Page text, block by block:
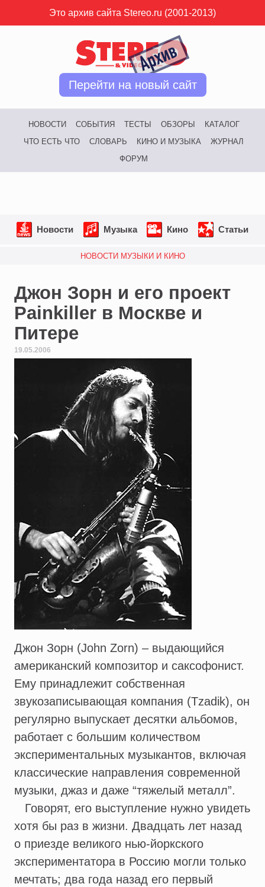
Это архив сайта Stereo.ru (2001-2013)
Перейти на новый сайт
НОВОСТИ СОБЫТИЯ ТЕСТЫ ОБЗОРЫ
КАТАЛОГ
ЧТО ЕСТЬ ЧТО
СЛОВАРЬ КИНО И МУЗЫКА
ЖУРНАЛ
ФОРУМ
Новости Музыка Кино Статьи
НОВОСТИ МУЗЫКИ И КИНО
Джон Зорн и его проект
Painkiller в Москве и
Питере
19.05.2006
Джон Зорн (John Zorn) – выдающийся
американский композитор и саксофонист.
Ему принадлежит собственная
звукозаписывающая компания (Tzadik), он
регулярно выпускает десятки альбомов,
работает с большим количеством
экспериментальных музыкантов, включая
классические направления современной
музыки, джаз и даже “тяжелый металл”.
Говорят, его выступление нужно увидеть
хотя бы раз в жизни. Двадцать лет назад
о приезде великого нью-йоркского
экспериментатора в Россию могли только
мечтать; два года назад его первый